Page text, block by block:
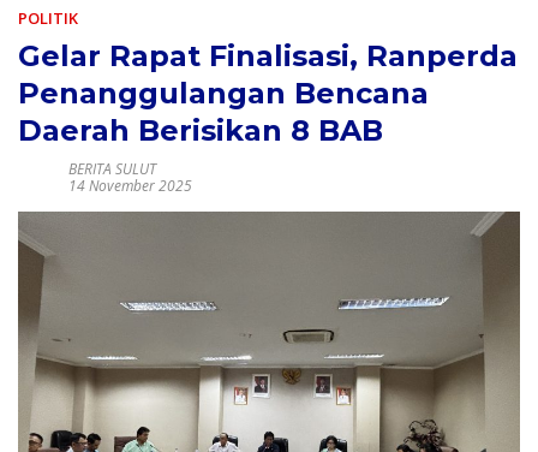
POLITIK
Gelar Rapat Finalisasi, Ranperda
Penanggulangan Bencana
Daerah Berisikan 8 BAB
BERITA SULUT
14 November 2025